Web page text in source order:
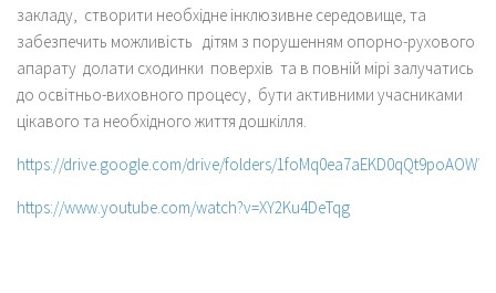
закладу, створити необхідне інклюзивне середовище, та
забезпечить можливість дітям з порушенням опорно-рухового
апарату долати сходинки поверхів та в повній мірі залучатись
до освітньо-виховного процесу, бути активними учасниками
цікавого та необхідного життя дошкілля.
https://drive.google.com/drive/folders/
https://www.youtube.com/watch?v=XY2Ku4DeTqg